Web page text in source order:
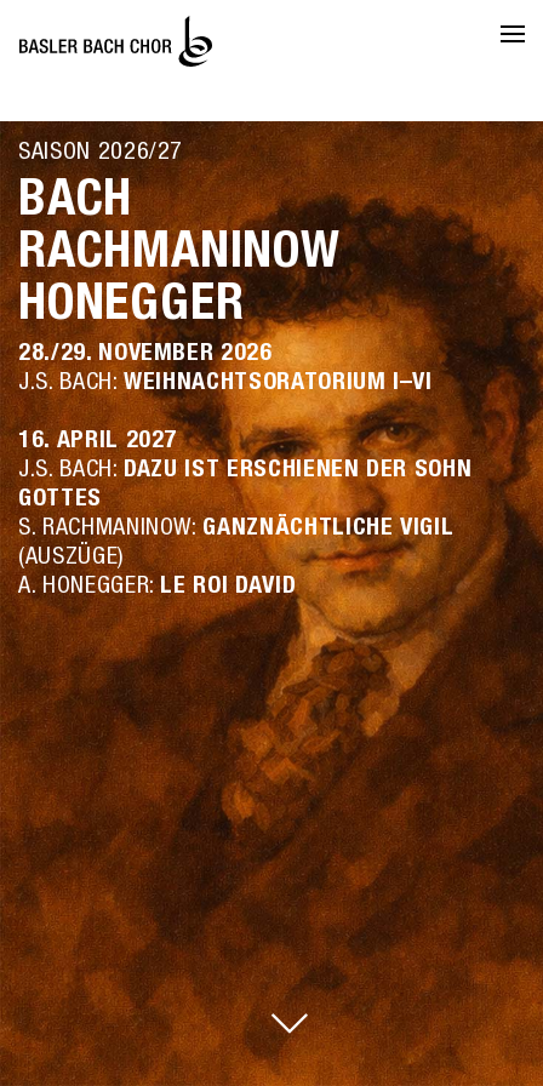
SAISON 2026/27
BACH
RACHMANINOW
HONEGGER
28./29. NOVEMBER 2026
J.S. BACH:WEIHNACHTSORATORIUM I–VI
16. APRIL 2027
J.S. BACH:DAZU IST ERSCHIENEN DER SOHN
GOTTES
S. RACHMANINOW:GANZNÄCHTLICHE VIGIL
(AUSZÜGE)
A. HONEGGER:LE ROI DAVID